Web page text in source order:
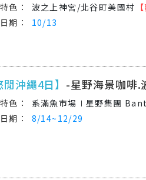
波之上神宮/北谷町美國村
10/13
沖繩4日】 -星野海景咖啡.
系滿魚市場∣星野集團
8/14~12/29